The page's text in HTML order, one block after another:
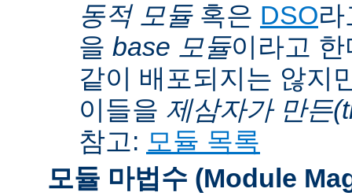
동적 모듈혹은 DSO
을 base 모듈이라고
같이 배포되지는 않지
이들을 제삼자가 만든
참고: 모듈 목록
모듈 마법수 (Module